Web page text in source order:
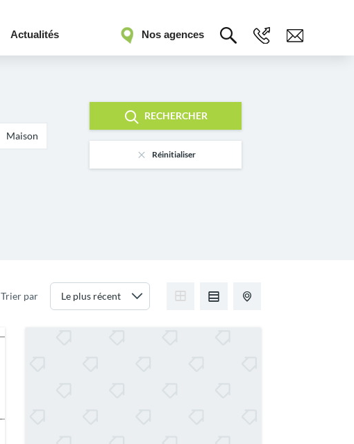
Actualités Nos agences
Maison
RECHERCHER
Réinitialiser
Trier par